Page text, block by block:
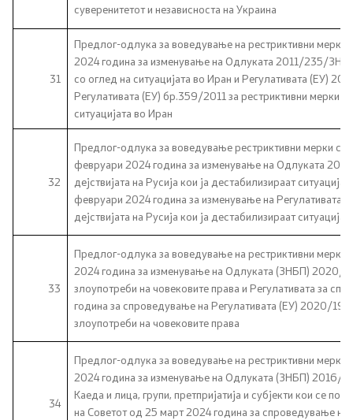
суверенитетот и независноста на Украина
31
Предлог-одлука за воведување на рестриктивни
2024 година за изменување на Одлуката 2011/235/
со оглед на ситуацијата во Иран и Регулативата (ЕУ)
Регулативата (ЕУ) бр.359/2011 за рестриктивни мерки
ситуацијата во Иран
32
Предлог-одлука за воведување рестриктивни мерки
февруари 2024 година за изменување на Одлуката
дејствијата на Русија кои ја дестабилизираат
февруари 2024 година за изменување на Регулативата
дејствијата на Русија кои ја дестабилизираат
33
Предлог-одлука за воведување на рестриктивни
2024 година за изменување на Одлуката (ЗНБП) 2020/
злоупотреби на човековите права и Регулативата за
година за спроведување на Регулативата (ЕУ) 2020/
злоупотреби на човековите права
34
Предлог-одлука за воведување на рестриктивни
2024 година за изменување на Одлуката (ЗНБП) 2016/
Каеда и лица, групи, претпријатија и субјекти кои се
на Советот од 25 март 2024 година за спроведување